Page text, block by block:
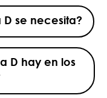
se necesita?
D hay en los